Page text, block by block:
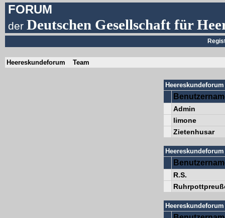
FORUM
derDeutschen Gesellschaft für
Heereskundeforum Team
Admin
limone
Zietenhusar
R.S.